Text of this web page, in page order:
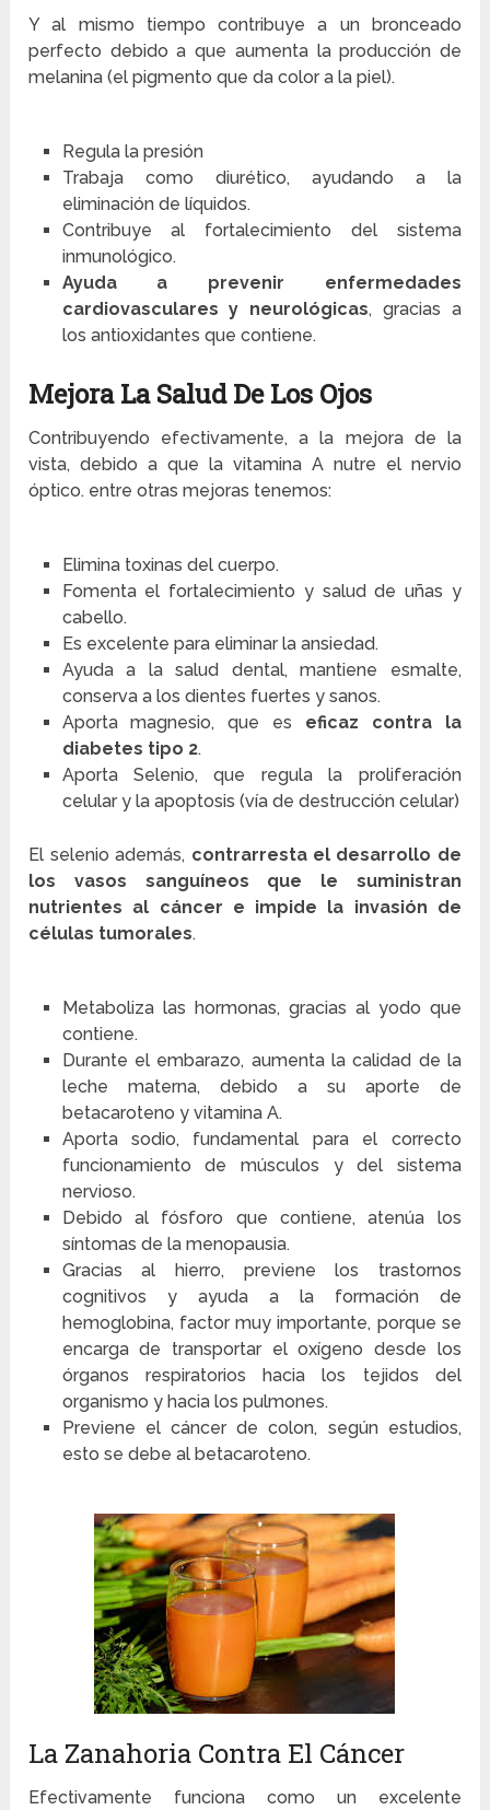
Y al mismo tiempo contribuye a un bronceado
perfecto debido a que aumenta la producción de
melanina (el pigmento que da color a la piel).
Regula la presión
Trabaja como diurético, ayudando a la
eliminación de líquidos.
Contribuye al fortalecimiento del sistema
inmunológico.
Ayuda a prevenir enfermedades
cardiovasculares y neurológicas, gracias a
los antioxidantes que contiene.
Mejora La Salud De Los Ojos
Contribuyendo efectivamente, a la mejora de la
vista, debido a que la vitamina A nutre el nervio
óptico. entre otras mejoras tenemos:
Elimina toxinas del cuerpo.
Fomenta el fortalecimiento y salud de uñas y
cabello.
Es excelente para eliminar la ansiedad.
Ayuda a la salud dental, mantiene esmalte,
conserva a los dientes fuertes y sanos.
Aporta magnesio, que es eficaz contra la
diabetes tipo 2.
Aporta Selenio, que regula la proliferación
celular y la apoptosis (vía de destrucción celular)
El selenio además, contrarresta el desarrollo de
los vasos sanguíneos que le suministran
nutrientes al cáncer e impide la invasión de
células tumorales.
Metaboliza las hormonas, gracias al yodo que
contiene.
Durante el embarazo, aumenta la calidad de la
leche materna, debido a su aporte de
betacaroteno y vitamina A.
Aporta sodio, fundamental para el correcto
funcionamiento de músculos y del sistema
nervioso.
Debido al fósforo que contiene, atenúa los
síntomas de la menopausia.
Gracias al hierro, previene los trastornos
cognitivos y ayuda a la formación de
hemoglobina, factor muy importante, porque se
encarga de transportar el oxígeno desde los
órganos respiratorios hacia los tejidos del
organismo y hacia los pulmones.
Previene el cáncer de colon, según estudios,
esto se debe al betacaroteno.
La Zanahoria Contra El Cáncer
Efectivamente funciona como un excelente